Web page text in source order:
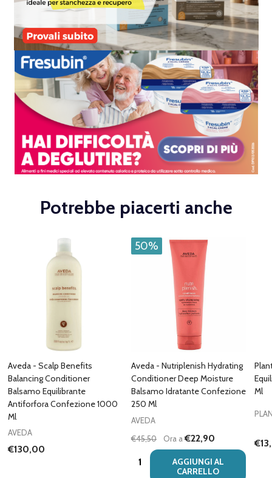
Potrebbe piacerti anche
Aveda - Scalp Benefits
Balancing Conditioner
Balsamo Equilibrante
Antiforfora Confezione 1000
Ml
AVEDA
€130,00
50%
Aveda - Nutriplenish Hydrating
Conditioner Deep Moisture
Balsamo Idratante Confezione
250 Ml
AVEDA
€45,50
Ora a€22,90
Quantità:
AGGIUNGI AL
CARRELLO
Ml